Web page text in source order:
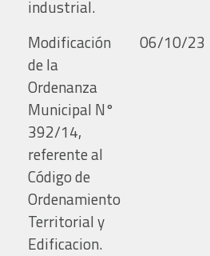
industrial.
Modificación
de la
Ordenanza
Municipal N°
392/14,
referente al
Código de
Ordenamiento
Territorial y
Edificacion.
06/10/23